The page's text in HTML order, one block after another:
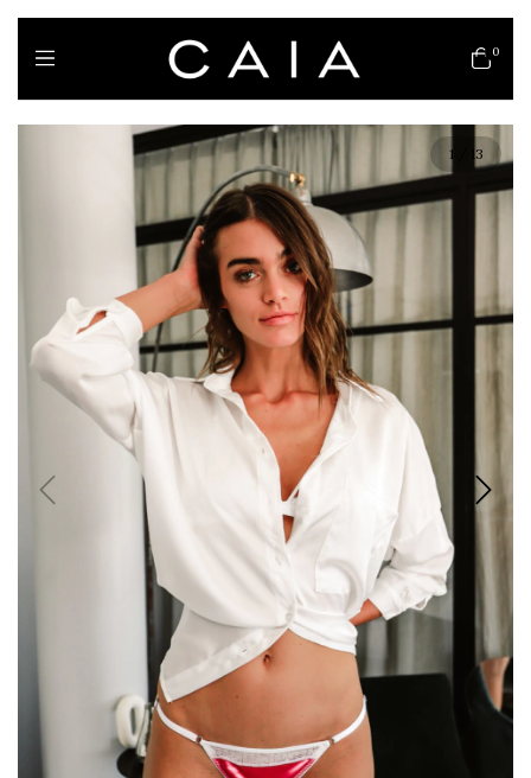
0
1 13